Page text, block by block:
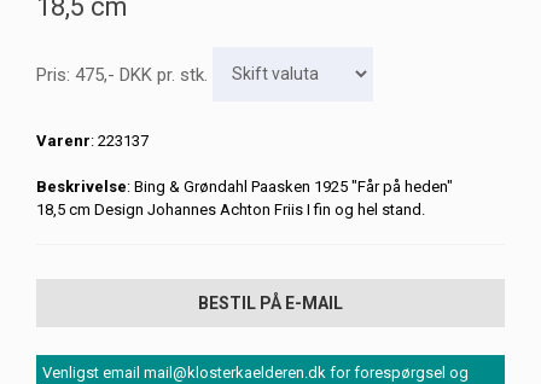
18,5 cm
Pris: 475,- DKK pr. stk.
Varenr: 223137
Beskrivelse: Bing & Grøndahl Paasken 1925 "Får på heden"
18,5 cm Design Johannes Achton Friis I fin og hel stand.
BESTIL PÅ E-MAIL
Venligst email mail@klosterkaelderen.dk for forespørgsel og